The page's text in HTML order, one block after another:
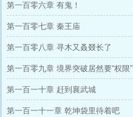
第一百零六章 有鬼！
第一百零七章 秦王庙
第一百零八章 寻木又叒叕长了
第一百零九章 境界突破居然要“权限”
第一百一十章 赶到襄武城
第一百一十一章 乾坤袋里待着吧